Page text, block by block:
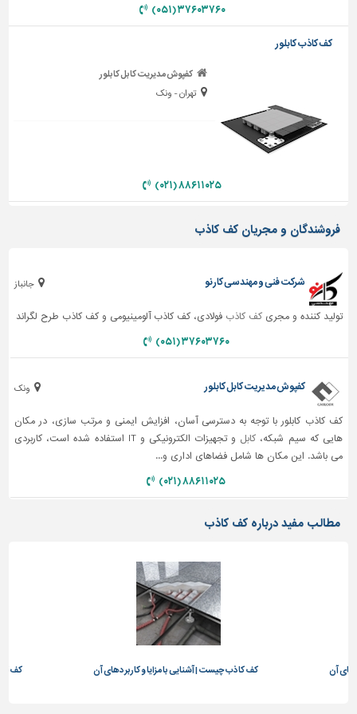
تاسیسات
ساختمان
سازه
۳۷۶۰۳۷۶۰ (۰۵۱)
کف کاذب کابلور
کفپوش مدیریت کابل کابلور
تهران - ونک
۸۸۶۱۱۰۲۵ (۰۲۱)
فروشندگان و مجریان کف کاذب
جانباز شرکت فنی و مهندسی کارنو
تولید کننده و مجریکف کاذب فولادی، کف کاذب آلومینیومی و کف کاذب طرح لگراند
۳۷۶۰۳۷۶۰ (۰۵۱)
ونک کفپوش مدیریت کابل کابلور
کف کاذب کابلور با توجه به دسترسی آسان، افزایش ایمنی و مرتب سازی، در مکان
هایی که سیم شبکه، کابل
و تجهیزات الکترونیکی و IT استفاده شده است، کاربردی
می باشد. این مکان ها شامل فضاهای اداری و...
۸۸۶۱۱۰۲۵ (۰۲۱)
مطالب مفید درباره کف کاذب
آن کف کاذب چیست | آشنایی با مزایا و کاربردهای آن کف